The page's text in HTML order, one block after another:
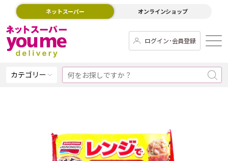
ネットスーパー オンラインショップ
ログイン･会員登録
カテゴリー